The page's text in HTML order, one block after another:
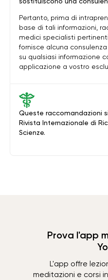
Queste raccomandazioni
Rivista Internazionale di
Scienze.
Pertanto, prima di
base di tali informazioni,
medici specialisti
fornisce alcuna
su qualsiasi informazione
applicazione a vostro
Prova l'app
L'app offre
meditazioni e corsi